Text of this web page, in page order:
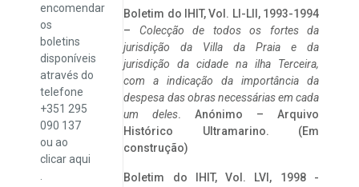
encomendar
os
boletins
disponíveis
através do
telefone
+351 295
090 137
ou ao
clicaraqui
Boletim do IHIT, Vol. LI-LII, 1993-1994
– Colecção de todos os fortes da
jurisdição da Villa da Praia e da
jurisdição da cidade na ilha Terceira,
com a indicação da importância da
despesa das obras necessárias em cada
um deles. Anónimo – Arquivo
Histórico Ultramarino. (Em
construção)
Boletim do IHIT, Vol. LVI, 1998 -